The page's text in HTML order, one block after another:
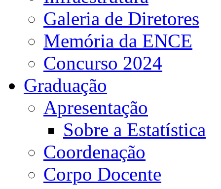
Galeria de Diretores
Memória da ENCE
Concurso 2024
Graduação
Apresentação
Sobre a Estatística
Coordenação
Corpo Docente